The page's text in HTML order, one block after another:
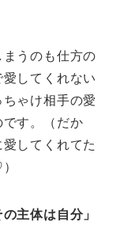
うのも仕方の
してくれない
ゃけ相手の愛
す。（だか
してくれてた
主体は自分」